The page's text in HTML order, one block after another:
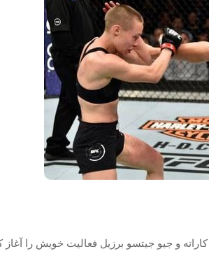
و جیو جیتسو برزیل فعالیت خویش را آغاز